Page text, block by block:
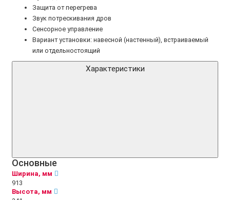
Защита от перегрева
Звук потрескивания дров
Сенсорное управление
Вариант установки: навесной (настенный), встраиваемый
или отдельностоящий
Характеристики
Основные
Ширина, мм
913
Высота, мм